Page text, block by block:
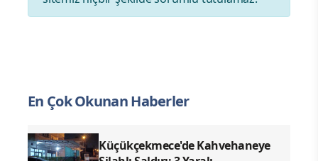
En Çok Okunan Haberler
Küçükçekmece'de Kahvehaneye